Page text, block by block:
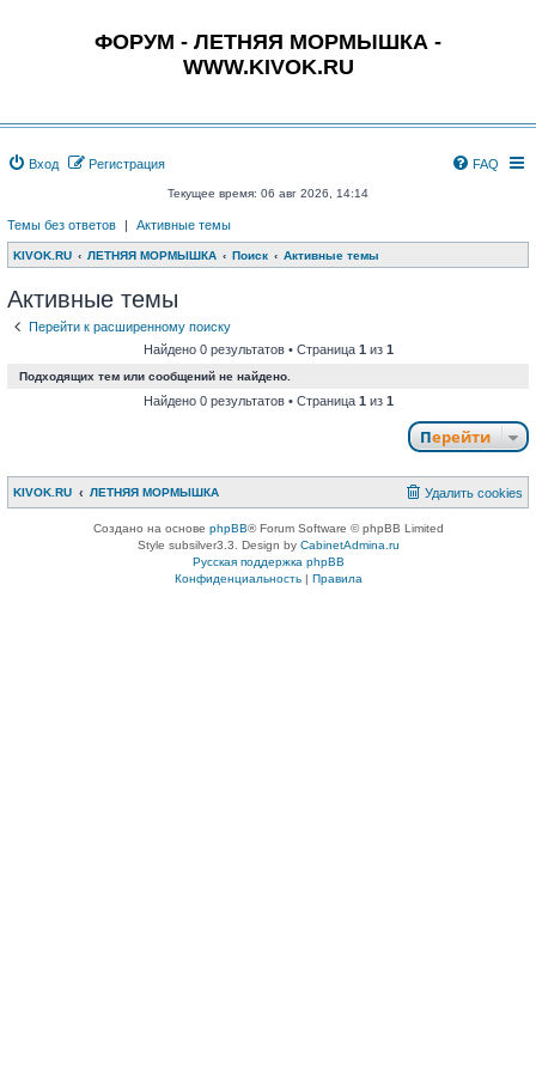
ФОРУМ - ЛЕТНЯЯ МОРМЫШКА -
WWW.KIVOK.RU
Вход Регистрация FAQ
Текущее время: 06 авг 2026, 14:14
Темы без ответов | Активные темы
KIVOK.RU ЛЕТНЯЯ МОРМЫШКА Поиск Активные темы
Активные темы
Перейти к расширенному поиску
Найдено 0 результатов • Страница 1 из 1
Подходящих тем или сообщений не найдено.
Найдено 0 результатов • Страница 1 из 1
Перейти
KIVOK.RU ЛЕТНЯЯ МОРМЫШКА Удалить cookies
Создано на основе phpBB® Forum Software © phpBB Limited
Style subsilver3.3. Design by CabinetAdmina.ru
Русская поддержка phpBB
Конфиденциальность| Правила